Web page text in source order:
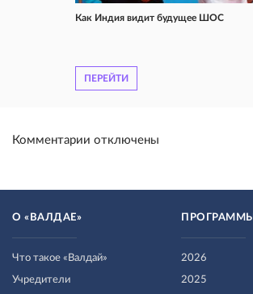
Как Индия видит будущее ШОС
ПЕРЕЙТИ
Комментарии отключены
О «ВАЛДАЕ»
Что такое «Валдай»
Учредители
ПРОГРАММЫ
2026
2025